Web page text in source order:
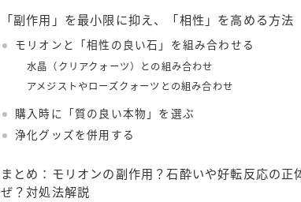
「副作用」を最小限に抑え、「相性」を高める方法
モリオンと「相性の良い石」を組み合わせる
水晶（クリアクォーツ）との組み合わせ
アメジストやローズクォーツとの組み合わせ
購入時に「質の良い本物」を選ぶ
浄化グッズを併用する
まとめ：モリオンの副作用？石酔いや好転反応の正
ぜ？対処法解説